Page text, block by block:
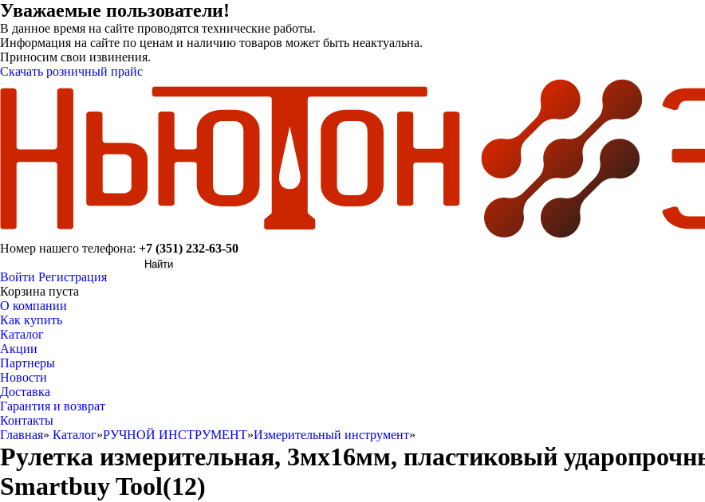
Уважаемые пользователи!
В данное время на сайте проводятся технические работы.
Информация на сайте по ценам и наличию товаров может быть неактуальна.
Приносим свои извинения.
Скачать розничный прайс
Номер нашего телефона: +7 (351) 232-63-50
Войти Регистрация
Корзина пуста
О компании
Как купить
Каталог
Акции
Партнеры
Новости
Доставка
Гарантия и возврат
Контакты
Главная» Каталог»РУЧНОЙ ИНСТРУМЕНТ»Измерительный инструмент»
Рулетка измерительная, 3мх16мм, пластиковый
Smartbuy Tool(12)